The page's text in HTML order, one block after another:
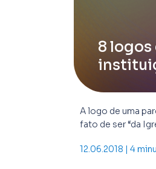
8
A logo de uma
fato de ser “da
12.06.2018 | 4